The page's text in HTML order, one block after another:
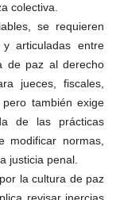
colectiva.
se requieren
y articuladas entre
de paz al derecho
jueces, fiscales,
también exige
de las prácticas
modificar normas,
justicia penal.
la cultura de paz